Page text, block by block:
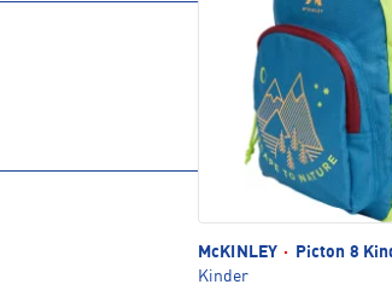
McKINLEY ·
Picton 8
Kinder